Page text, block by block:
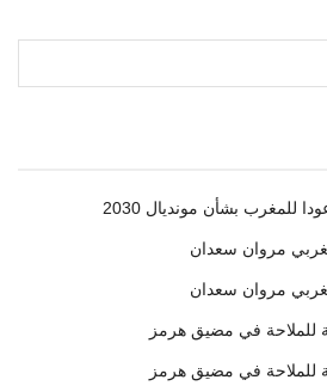
للمغرب بشأن مونديال 2030
مروان سعدان
مروان سعدان
للملاحة في مضيق هرمز
للملاحة في مضيق هرمز